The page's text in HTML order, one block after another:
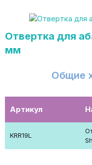
Отвертка для
мм
Общие
Артикул
KRR19L